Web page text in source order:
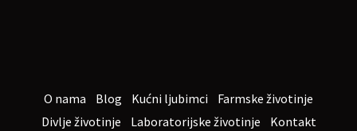
O nama Blog Kućni ljubimci
Farmske životinje
Divlje životinje
Laboratorijske životinje Kontakt